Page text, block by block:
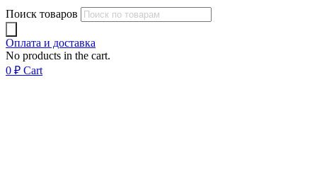
Поиск товаров
Оплата и доставка
No products in the cart.
0 ₽ Cart